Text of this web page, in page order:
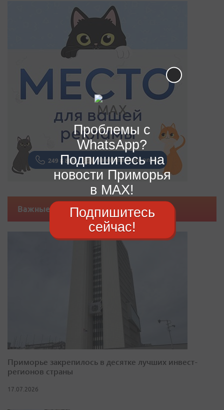
Важные новости
Приморье закрепилось в десятке лучших инвест-
регионов страны
17.07.2026
Проблемы с
WhatsApp?
Подпишитесь на
новости Приморья
в MAX!
Подпишитесь
сейчас!